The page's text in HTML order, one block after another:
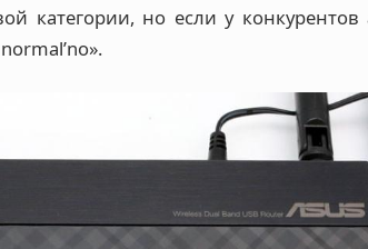
категории, но если у